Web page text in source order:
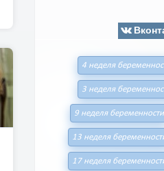
4 неделя
3 неделя
9 неделя беременности
13 неделя
17 неделя